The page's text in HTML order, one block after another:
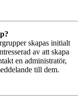
skapas initialt
av att skapa
en administratör,
till dem.